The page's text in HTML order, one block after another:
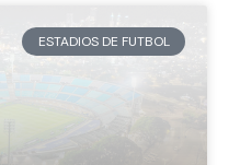
ESTADIOS DE FUTBOL